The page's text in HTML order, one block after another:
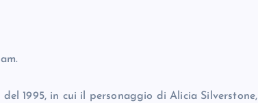
1995, in cui il personaggio di Alicia Silverstone,